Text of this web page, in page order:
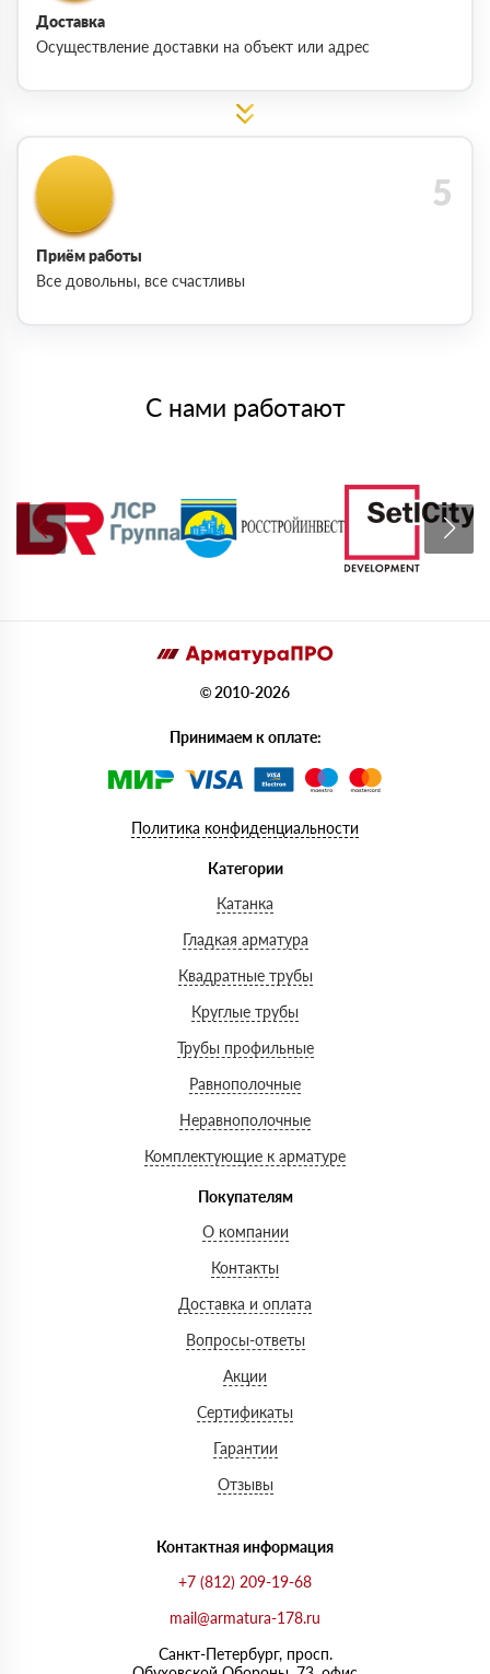
Доставка
Осуществление доставки на объект или адрес
Приём работы
Все довольны, все счастливы
С нами работают
© 2010-2026
Принимаем к оплате:
Политика конфиденциальности
Категории
Катанка
Гладкая арматура
Квадратные трубы
Круглые трубы
Трубы профильные
Равнополочные
Неравнополочные
Комплектующие к арматуре
Покупателям
О компании
Контакты
Доставка и оплата
Вопросы-ответы
Акции
Сертификаты
Гарантии
Отзывы
Контактная информация
+7 (812) 209-19-68
mail@armatura-178.ru
Санкт-Петербург, просп.